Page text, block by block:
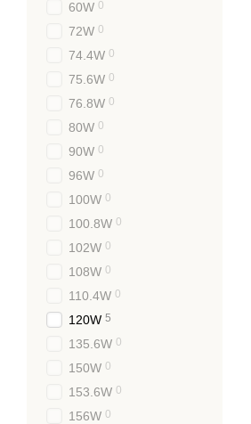
60W 0
72W 0
74.4W 0
75.6W 0
76.8W 0
80W 0
90W 0
96W 0
100W 0
100.8W 0
102W 0
108W 0
110.4W 0
120W 5
135.6W 0
150W 0
153.6W 0
156W 0